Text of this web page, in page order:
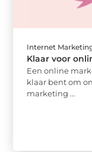
Internet
Klaar voor
Een online
klaar bent om
marketing ...